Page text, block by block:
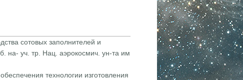
сотовых заполнителей и
на- уч. тр. Нац. аэрокосмич. ун-та им
техноло­гии изготовления